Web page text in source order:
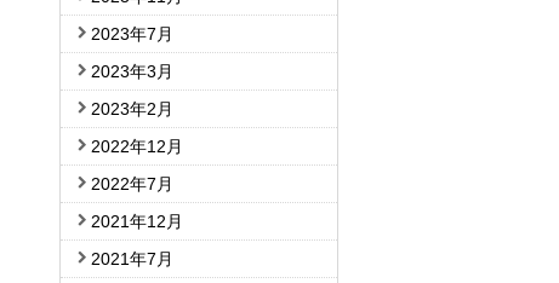
2023年7月
2023年3月
2023年2月
2022年12月
2022年7月
2021年12月
2021年7月